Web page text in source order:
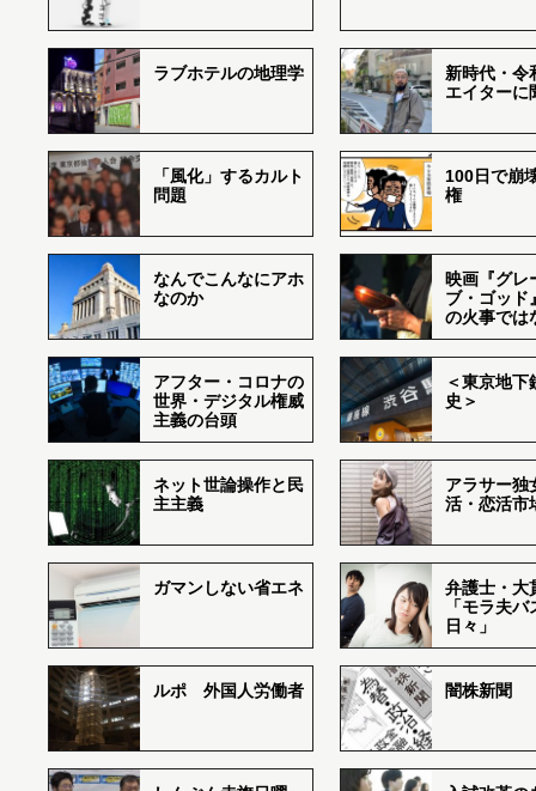
ラブホテルの地理学
新時代・令
エイターに
「風化」するカルト
問題
100日で崩
権
なんでこんなにアホ
なのか
映画『グレ
ブ・ゴッド
の火事では
アフター・コロナの
世界・デジタル権威
主義の台頭
＜東京地下
史＞
ネット世論操作と民
主主義
アラサー独
活・恋活市
ガマンしない省エネ
弁護士・大
「モラ夫
日々」
ルポ 外国人労働者 闇株新聞